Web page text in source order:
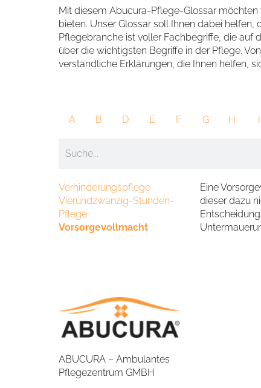
Mit diesem Abucura-Pflege-Glossar
bieten. Unser Glossar soll Ihnen dabei
Pflegebranche ist voller Fachbegriffe, die auf
über die wichtigsten Begriffe in der Pflege.
verständliche Erklärungen, die Ihnen helfen,
A B D E F G H I
Verhinderungspflege
Vierundzwanzig-Stunden-
Pflege
Vorsorgevollmacht
Eine
dieser dazu
ABUCURA – Ambulantes
Pflegezentrum GMBH